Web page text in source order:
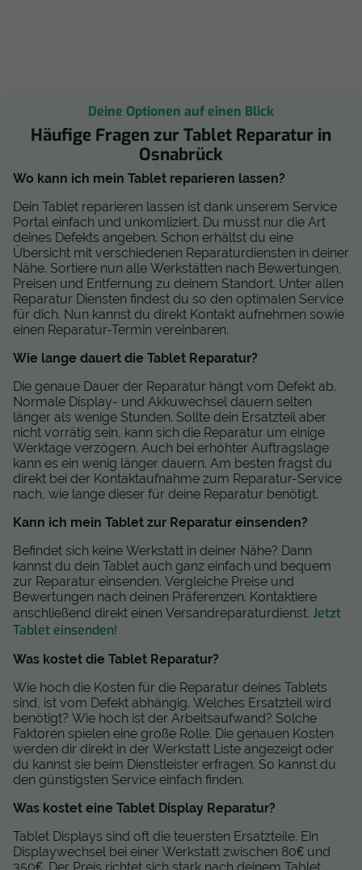
Deine Optionen auf einen Blick
Häufige Fragen zur Tablet Reparatur in
Osnabrück
Wo kann ich mein Tablet reparieren lassen?
Dein Tablet reparieren lassen ist dank unserem Service
Portal einfach und unkomliziert. Du musst nur die Art
deines Defekts angeben. Schon erhältst du eine
Übersicht mit verschiedenen Reparaturdiensten in deiner
Nähe. Sortiere nun alle Werkstätten nach Bewertungen,
Preisen und Entfernung zu deinem Standort. Unter allen
Reparatur Diensten findest du so den optimalen Service
für dich. Nun kannst du direkt Kontakt aufnehmen sowie
einen Reparatur-Termin vereinbaren.
Wie lange dauert die Tablet Reparatur?
Die genaue Dauer der Reparatur hängt vom Defekt ab.
Normale Display- und Akkuwechsel dauern selten
länger als wenige Stunden. Sollte dein Ersatzteil aber
nicht vorrätig sein, kann sich die Reparatur um einige
Werktage verzögern. Auch bei erhöhter Auftragslage
kann es ein wenig länger dauern. Am besten fragst du
direkt bei der Kontaktaufnahme zum Reparatur-Service
nach, wie lange dieser für deine Reparatur benötigt.
Kann ich mein Tablet zur Reparatur einsenden?
Befindet sich keine Werkstatt in deiner Nähe? Dann
kannst du dein Tablet auch ganz einfach und bequem
zur Reparatur einsenden. Vergleiche Preise und
Bewertungen nach deinen Präferenzen. Kontaktiere
anschließend direkt einen Versandreparaturdienst. Jetzt
Tablet einsenden!
Was kostet die Tablet Reparatur?
Wie hoch die Kosten für die Reparatur deines Tablets
sind, ist vom Defekt abhängig. Welches Ersatzteil wird
benötigt? Wie hoch ist der Arbeitsaufwand? Solche
Faktoren spielen eine große Rolle. Die genauen Kosten
werden dir direkt in der Werkstatt Liste angezeigt oder
du kannst sie beim Dienstleister erfragen. So kannst du
den günstigsten Service einfach finden.
Was kostet eine Tablet Display Reparatur?
Tablet Displays sind oft die teuersten Ersatzteile. Ein
Displaywechsel bei einer Werkstatt zwischen 80€ und